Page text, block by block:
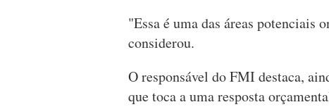
"Essa é uma das áreas potenciais
considerou.
O responsável do FMI destaca,
que toca a uma resposta